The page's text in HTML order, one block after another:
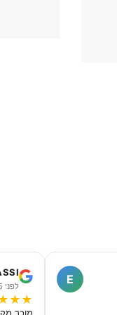
E
לפני 5 ימים
★
★